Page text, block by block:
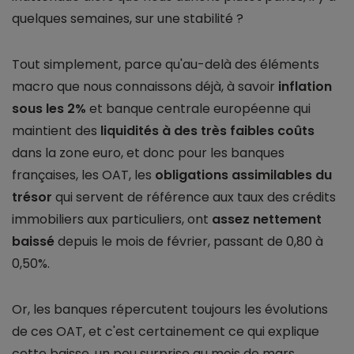
quelques semaines, sur une stabilité ?
Tout simplement, parce qu'au-delà des éléments
macro que nous connaissons déjà, à savoir inflation
sous les 2% et banque centrale européenne qui
maintient des liquidités à des très faibles coûts
dans la zone euro, et donc pour les banques
françaises, les OAT, les obligations assimilables du
trésor qui servent de référence aux taux des crédits
immobiliers aux particuliers, ont assez nettement
baissédepuis le mois de février, passant de 0,80 à
0,50%.
Or, les banques répercutent toujours les évolutions
de ces OAT, et c'est certainement ce qui explique